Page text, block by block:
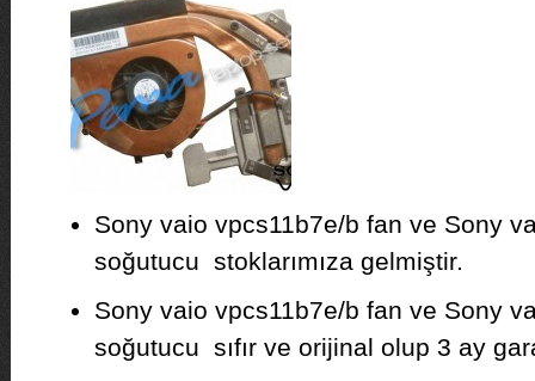
Sony vaio vpcs11b7e/b fan ve Sony
soğutucu stoklarımıza gelmiştir.
Sony vaio vpcs11b7e/b fan ve Sony
soğutucu sıfır ve orijinal olup 3 ay